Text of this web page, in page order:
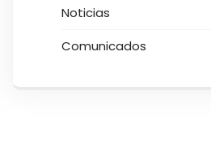
Noticias
Comunicados